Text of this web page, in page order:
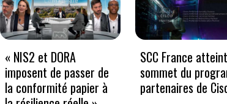
« NIS2 et DORA
imposent de passer de
la conformité papier à
SCC France
sommet du
partenaires de